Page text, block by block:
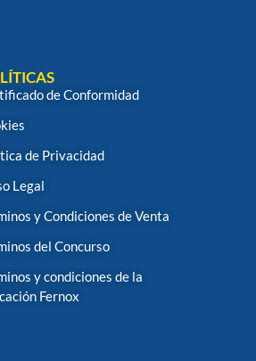
de Conformidad
de Privacidad
Legal
y Condiciones de Venta
del Concurso
y condiciones de la
Fernox